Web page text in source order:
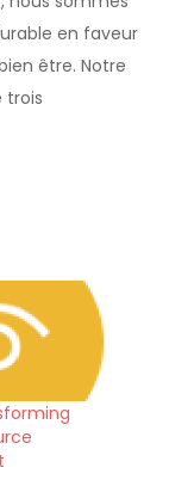
en faveur
être. Notre
trois